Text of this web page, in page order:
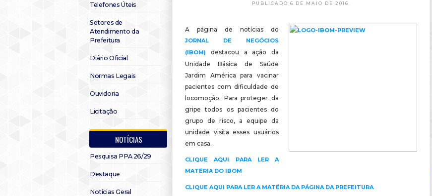
Telefones Úteis
Setores de
Atendimento da
Prefeitura
Diário Oficial
Normas Legais
Ouvidoria
Licitação
NOTÍCIAS
Pesquisa PPA 26/29
Destaque
Notícias Geral
PUBLICADO 6 DE MAIO DE 2016.
A página de notícias do
JORNAL DE NEGÓCIOS
(IBOM)
destacou a ação da
Unidade Básica de Saúde
Jardim América para vacinar
pacientes com dificuldade de
locomoção. Para proteger da
gripe todos os pacientes do
grupo de risco, a equipe da
unidade visita esses usuários
em casa.
CLIQUE AQUI PARA LER A
MATÉRIA DO IBOM
CLIQUE AQUI PARA LER A MATÉRIA DA PÁGINA DA PREFEITURA